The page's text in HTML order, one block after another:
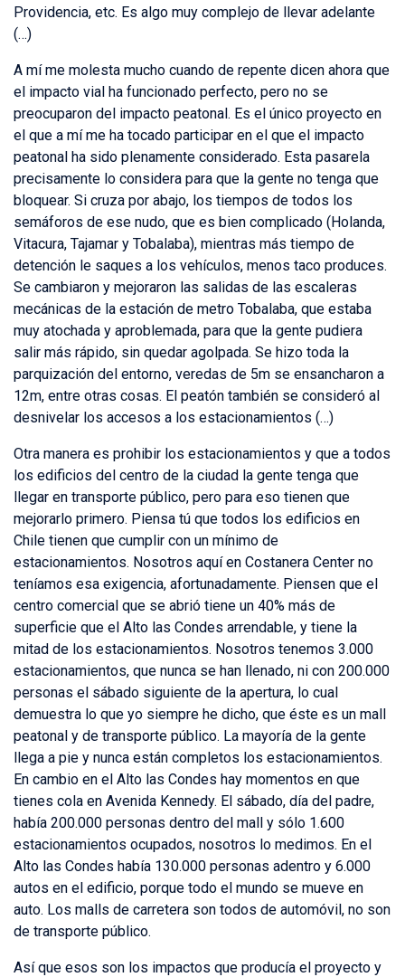
Providencia, etc. Es algo muy complejo de llevar adelante
(…)
A mí me molesta mucho cuando de repente dicen ahora que
el impacto vial ha funcionado perfecto, pero no se
preocuparon del impacto peatonal. Es el único proyecto en
el que a mí me ha tocado participar en el que el impacto
peatonal ha sido plenamente considerado. Esta pasarela
precisamente lo considera para que la gente no tenga que
bloquear. Si cruza por abajo, los tiempos de todos los
semáforos de ese nudo, que es bien complicado (Holanda,
Vitacura, Tajamar y Tobalaba), mientras más tiempo de
detención le saques a los vehículos, menos taco produces.
Se cambiaron y mejoraron las salidas de las escaleras
mecánicas de la estación de metro Tobalaba, que estaba
muy atochada y aproblemada, para que la gente pudiera
salir más rápido, sin quedar agolpada. Se hizo toda la
parquización del entorno, veredas de 5m se ensancharon a
12m, entre otras cosas. El peatón también se consideró al
desnivelar los accesos a los estacionamientos (…)
Otra manera es prohibir los estacionamientos y que a todos
los edificios del centro de la ciudad la gente tenga que
llegar en transporte público, pero para eso tienen que
mejorarlo primero. Piensa tú que todos los edificios en
Chile tienen que cumplir con un mínimo de
estacionamientos. Nosotros aquí en Costanera Center no
teníamos esa exigencia, afortunadamente. Piensen que el
centro comercial que se abrió tiene un 40% más de
superficie que el Alto las Condes arrendable, y tiene la
mitad de los estacionamientos. Nosotros tenemos 3.000
estacionamientos, que nunca se han llenado, ni con 200.000
personas el sábado siguiente de la apertura, lo cual
demuestra lo que yo siempre he dicho, que éste es un mall
peatonal y de transporte público. La mayoría de la gente
llega a pie y nunca están completos los estacionamientos.
En cambio en el Alto las Condes hay momentos en que
tienes cola en Avenida Kennedy. El sábado, día del padre,
había 200.000 personas dentro del mall y sólo 1.600
estacionamientos ocupados, nosotros lo medimos. En el
Alto las Condes había 130.000 personas adentro y 6.000
autos en el edificio, porque todo el mundo se mueve en
auto. Los malls de carretera son todos de automóvil, no son
de transporte público.
Así que esos son los impactos que producía el proyecto y